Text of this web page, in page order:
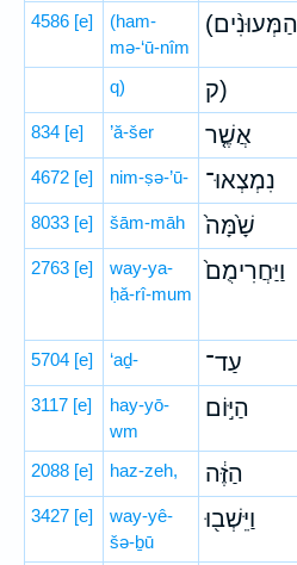
4586 [e]
(ham-
mə-‘ū-nîm
(הַמְּעוּנִ֨ים
q) ק)
834 [e] ’ă-šer אֲשֶׁ֤ר
4672 [e] nim-ṣə-’ū- נִמְצְאוּ־
8033 [e] šām-māh שָׁ֙מָּה֙
2763 [e]
way-ya-
ḥă-rî-mum
וַיַּחֲרִימֻם֙
5704 [e] ‘aḏ- עַד־
3117 [e]
hay-yō-
wm
הַיּ֣וֹם
2088 [e] haz-zeh, הַזֶּ֔ה
3427 [e]
way-yê-
šə-ḇū
וַיֵּשְׁב֖וּ